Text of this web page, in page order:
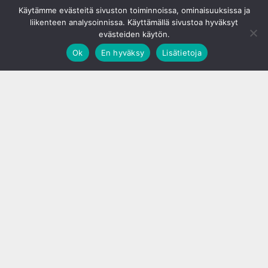
Käytämme evästeitä sivuston toiminnoissa, ominaisuuksissa ja
liikenteen analysoinnissa. Käyttämällä sivustoa hyväksyt
evästeiden käytön.
Ok
En hyväksy Lisätietoja